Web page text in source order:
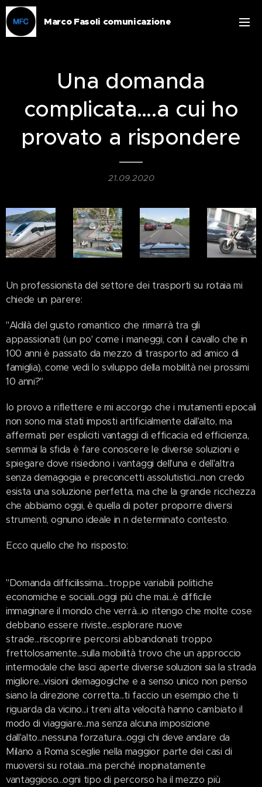
Marco Fasoli comunicazione
Una domanda
complicata….a cui ho
provato a rispondere
21.09.2020
Un professionista del settore dei trasporti su rotaia mi
chiede un parere:
"Aldilà del gusto romantico che rimarrà tra gli
appassionati (un po' come i maneggi, con il cavallo che in
100 anni è passato da mezzo di trasporto ad amico di
famiglia), come vedi lo sviluppo della mobilità nei prossimi
10 anni?"
Io provo a riflettere e mi accorgo che i mutamenti epocali
non sono mai stati imposti artificialmente dall'alto, ma
affermati per espliciti vantaggi di efficacia ed efficienza,
semmai la sfida è fare conoscere le diverse soluzioni e
spiegare dove risiedono i vantaggi dell'una e dell'altra
senza demagogia e preconcetti assolutistici...non credo
esista una soluzione perfetta, ma che la grande ricchezza
che abbiamo oggi, è quella di poter proporre diversi
strumenti, ognuno ideale in n determinato contesto.
Ecco quello che ho risposto:
"Domanda difficilissima....troppe variabili politiche
economiche e sociali...oggi più che mai...è difficile
immaginare il mondo che verrà...io ritengo che molte cose
debbano essere riviste...esplorare nuove
strade...riscoprire percorsi abbandonati troppo
frettolosamente...sulla mobilità trovo che un approccio
intermodale che lasci aperte diverse soluzioni sia la strada
migliore...visioni demagogiche e a senso unico non penso
siano la direzione corretta...ti faccio un esempio che ti
riguarda da vicino...i treni alta velocità hanno cambiato il
modo di viaggiare...ma senza alcuna imposizione
dall'alto...nessuna forzatura...oggi chi deve andare da
Milano a Roma sceglie nella maggior parte dei casi di
muoversi su rotaia...ma perché inopinatamente
vantaggioso...ogni tipo di percorso ha il mezzo più